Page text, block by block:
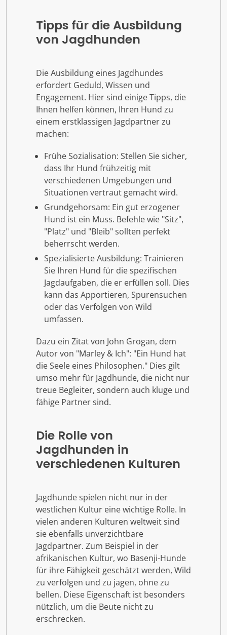
Tipps für die Ausbildung
von Jagdhunden
Die Ausbildung eines Jagdhundes
erfordert Geduld, Wissen und
Engagement. Hier sind einige Tipps, die
Ihnen helfen können, Ihren Hund zu
einem erstklassigen Jagdpartner zu
machen:
Frühe Sozialisation: Stellen Sie sicher,
dass Ihr Hund frühzeitig mit
verschiedenen Umgebungen und
Situationen vertraut gemacht wird.
Grundgehorsam: Ein gut erzogener
Hund ist ein Muss. Befehle wie "Sitz",
"Platz" und "Bleib" sollten perfekt
beherrscht werden.
Spezialisierte Ausbildung: Trainieren
Sie Ihren Hund für die spezifischen
Jagdaufgaben, die er erfüllen soll. Dies
kann das Apportieren, Spurensuchen
oder das Verfolgen von Wild
umfassen.
Dazu ein Zitat von John Grogan, dem
Autor von "Marley & Ich": "Ein Hund hat
die Seele eines Philosophen." Dies gilt
umso mehr für Jagdhunde, die nicht nur
treue Begleiter, sondern auch kluge und
fähige Partner sind.
Die Rolle von
Jagdhunden in
verschiedenen Kulturen
Jagdhunde spielen nicht nur in der
westlichen Kultur eine wichtige Rolle. In
vielen anderen Kulturen weltweit sind
sie ebenfalls unverzichtbare
Jagdpartner. Zum Beispiel in der
afrikanischen Kultur, wo Basenji-Hunde
für ihre Fähigkeit geschätzt werden, Wild
zu verfolgen und zu jagen, ohne zu
bellen. Diese Eigenschaft ist besonders
nützlich, um die Beute nicht zu
erschrecken.